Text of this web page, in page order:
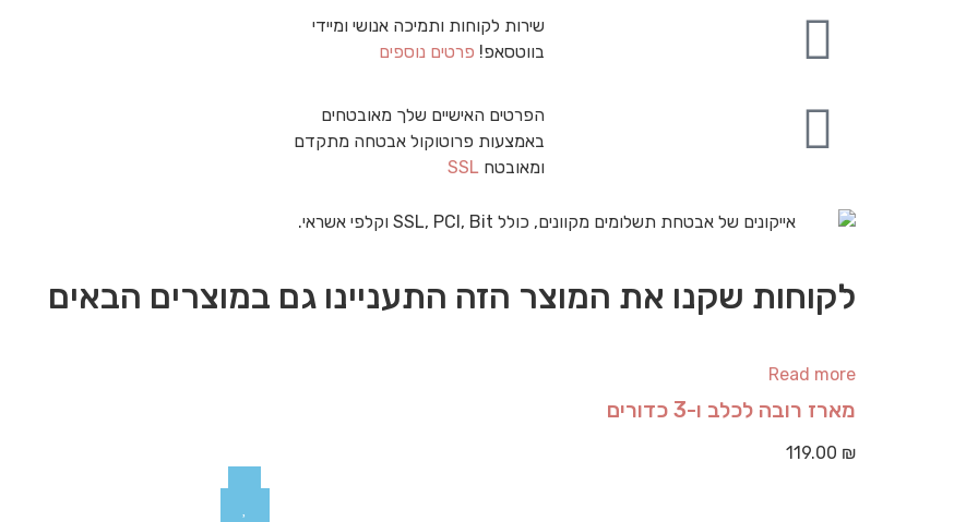
שירות לקוחות ותמיכה אנושי ומיידי
בווטסאפ! פרטים נוספים
הפרטים האישיים שלך מאובטחים
באמצעות פרוטוקול אבטחה מתקדם
ומאובטח SSL
לקוחות שקנו את המוצר הזה התעניינו גם במוצרים הבאים
Read more
מארז רובה לכלב ו-3 כדורים
119.00 ₪